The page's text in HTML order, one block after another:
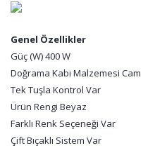
Genel Özellikler
Güç (W) 400 W
Doğrama Kabı Malzemesi Cam
Tek Tuşla Kontrol Var
Ürün Rengi Beyaz
Farklı Renk Seçeneği Var
Çift Bıçaklı Sistem Var